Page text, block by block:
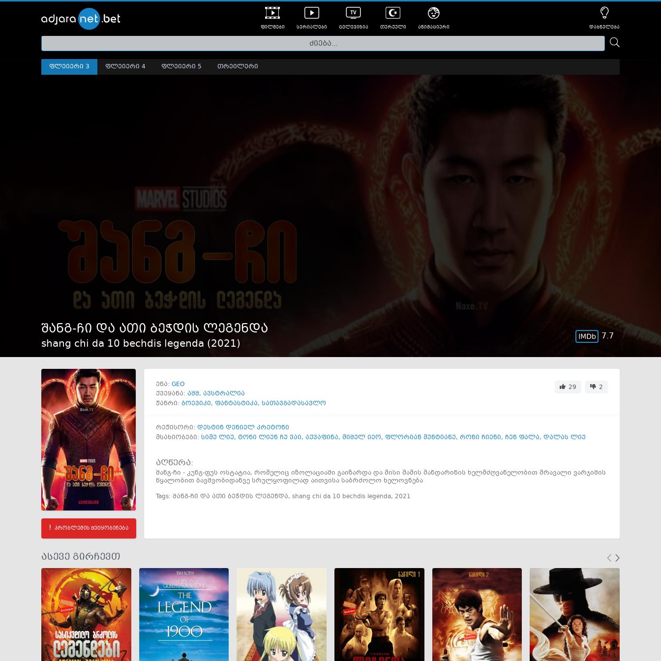
ფილმები
თრეილერები
სერიალები ტელევიზია თურქული ანიმაციური დაბნელება
ფლეიერი 3 ფლეიერი 4 ფლეიერი 5 თრეილერი
შანგ-ჩი და ათი ბეჭდის ლეგენდა
shang chi da 10 bechdis legenda (2021)
7.7
პრობლემის შეტყობინება
ენა: GEO
ქვეყანა: აშშ, ავსტრალია
29
2
ჟანრი: ბოევიკი, ფანტასტიკა, სათავგადასავლო
რეჟისორი: დესტინ დენიელ კრეტონი
მსახიობები: სიმუ ლიუ, ტონი ლიუნ ჩუ ვაი, აქვაფინა, მიშელ იეო, ფლორიან მუნტიანუ, რონი ჩიენი, ჩენ ფალა, დალას ლიუ
აღწერა:
შანგ-ჩი - კუნგ-ფუს ოსტატია, რომელიც იზოლაციაში გაიზარდა და მისი მამის მანდარინის ხელმძღვანელობით მრავალი ვარჯიშის
წყალობით ბავშვობიდანვე სრულყოფილად აითვისა საბრძოლო ხელოვნება
Tags: შანგ-ჩი და ათი ბეჭდის ლეგენდა, shang chi da 10 bechdis legenda, 2021
ასევე გირჩევთ